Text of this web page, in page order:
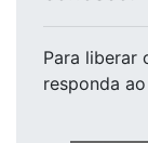
Para liberar
responda